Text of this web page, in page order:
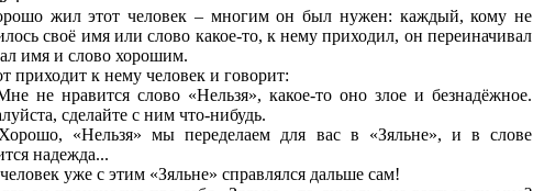
жил этот человек – многим он был нужен: каждый, кому не
своё имя или слово какое-то, к нему приходил, он переиначивал
имя и слово хорошим.
приходит к нему человек и говорит:
не нравится слово «Нельзя», какое-то оно злое и безнадёжное.
сделайте с ним что-нибудь.
«Нельзя» мы переделаем для вас в «Зяльне», и в слове
надежда...
уже с этим «Зяльне» справлялся дальше сам!